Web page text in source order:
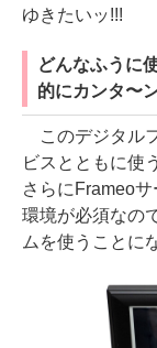
ゆきたいッ!!!
どんなふうに
的にカンタ〜
このデジタル
ビスとともに使
さらにFrameo
環境が必須なの
ムを使うことに